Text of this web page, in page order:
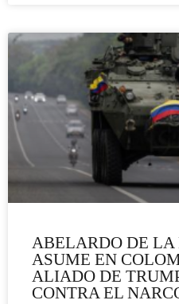
ABELARDO DE LA
ASUME EN
ALIADO DE
CONTRA EL